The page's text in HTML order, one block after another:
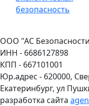
безопасность
ООО "АС
ИНН - 6686127898
КПП - 667101001
Юр.адрес - 620000,
Екатеринбург, ул
разработка сайта